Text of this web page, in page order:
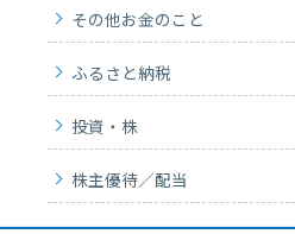
その他お金のこと
ふるさと納税
投資・株
株主優待／配当